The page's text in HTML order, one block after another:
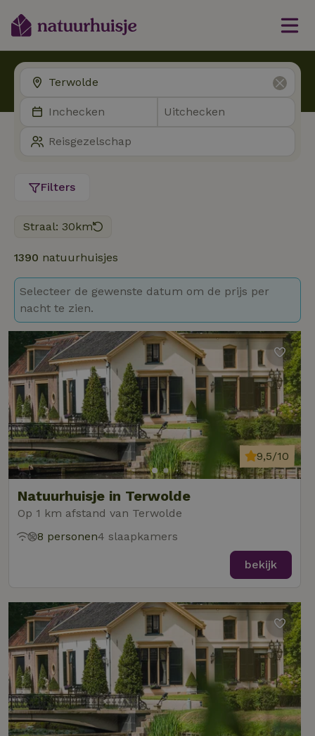
Filters
Straal: 30km
1390 natuurhuisjes
Selecteer de gewenste datum om de prijs per
nacht te zien.
Natuurhuisje in Terwolde
Op 1 km afstand van Terwolde
9,5/10
8 personen4 slaapkamers
bekijk